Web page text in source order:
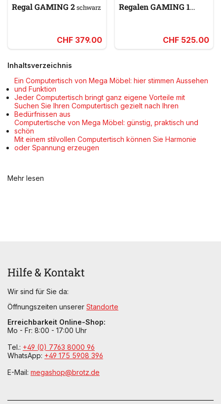
Regal GAMING 2schwarz
CHF 379.00
Regalen GAMING 1
CHF 525.00
Inhaltsverzeichnis
Ein Computertisch von Mega Möbel: hier stimmen Aussehen
und Funktion
Jeder Computertisch bringt ganz eigene Vorteile mit
Suchen Sie Ihren Computertisch gezielt nach Ihren
Bedürfnissen aus
Computertische von Mega Möbel: günstig, praktisch und
schön
Mit einem stilvollen Computertisch können Sie Harmonie
oder Spannung erzeugen
Mehr lesen
Hilfe & Kontakt
Wir sind für Sie da:
Öffnungszeiten unserer Standorte
Erreichbarkeit Online-Shop:
Mo - Fr: 8:00 - 17:00 Uhr
Tel.: +49 (0) 7763 8000 96
WhatsApp: +49 175 5908 396
E-Mail: megashop@brotz.de